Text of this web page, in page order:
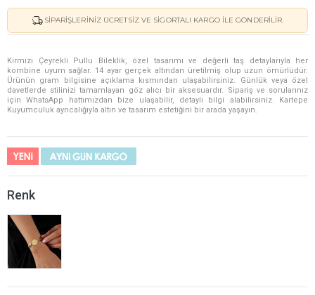
SIPARIŞLERINIZ ÜCRETSIZ VE SIGORTALI KARGO ILE GÖNDERILIR.
Kırmızı Çeyrekli Pullu Bileklik, özel tasarımı ve değerli taş detaylarıyla her
kombine uyum sağlar. 14 ayar gerçek altından üretilmiş olup uzun ömürlüdür.
Ürünün gram bilgisine açıklama kısmından ulaşabilirsiniz. Günlük veya özel
davetlerde stilinizi tamamlayan göz alıcı bir aksesuardır. Sipariş ve sorularınız
için WhatsApp hattımızdan bize ulaşabilir, detaylı bilgi alabilirsiniz. Kartepe
Kuyumculuk ayrıcalığıyla altın ve tasarım estetiğini bir arada yaşayın.
Renk